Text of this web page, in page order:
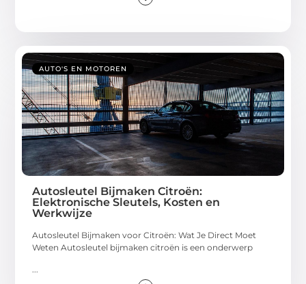
AUTO'S EN MOTOREN
Autosleutel Bijmaken Citroën:
Elektronische Sleutels, Kosten en
Werkwijze
Autosleutel Bijmaken voor Citroën: Wat Je Direct Moet
Weten Autosleutel bijmaken citroën is een onderwerp
...